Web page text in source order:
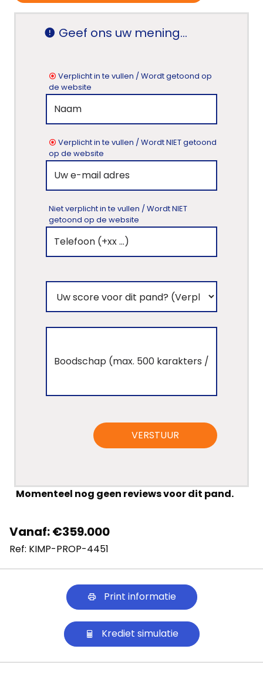
Geef ons uw mening...
Verplicht in te vullen / Wordt getoond op
de website
Verplicht in te vullen / Wordt NIET getoond
op de website
Niet verplicht in te vullen / Wordt NIET
getoond op de website
VERSTUUR
Momenteel nog geen reviews voor dit pand.
Vanaf: €359.000
Ref: KIMP-PROP-4451
Print informatie
Krediet simulatie